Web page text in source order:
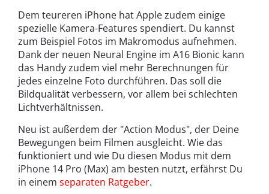
Dem teureren iPhone hat Apple zudem einige
spezielle Kamera-Features spendiert. Du kannst
zum Beispiel Fotos im Makromodus aufnehmen.
Dank der neuen Neural Engine im A16 Bionic kann
das Handy zudem viel mehr Berechnungen für
jedes einzelne Foto durchführen. Das soll die
Bildqualität verbessern, vor allem bei schlechten
Lichtverhältnissen.
Neu ist außerdem der "Action Modus", der Deine
Bewegungen beim Filmen ausgleicht. Wie das
funktioniert und wie Du diesen Modus mit dem
iPhone 14 Pro (Max) am besten nutzt, erfährst Du
in einem separaten Ratgeber.